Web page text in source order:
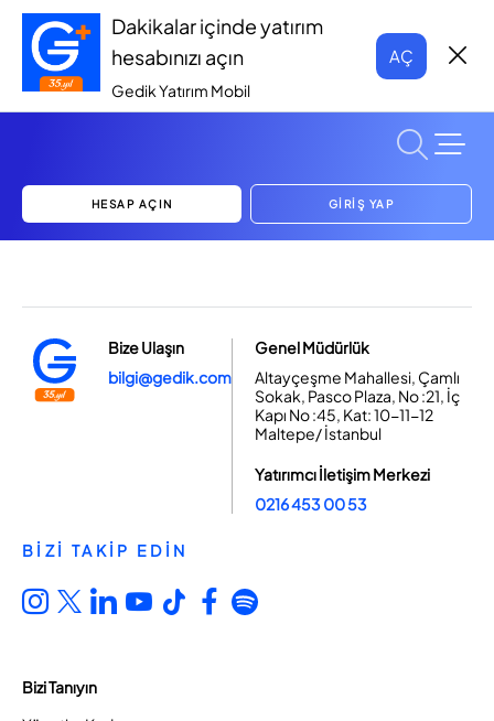
Dakikalar içinde yatırım
hesabınızı açın
Gedik Yatırım Mobil
AÇ
HESAP AÇIN GİRİŞ YAP
Bize Ulaşın
bilgi@gedik.com
Genel Müdürlük
Altayçeşme Mahallesi, Çamlı
Sokak, Pasco Plaza, No :21, İç
Kapı No :45, Kat: 10-11-12
Maltepe/ İstanbul
Yatırımcı İletişim Merkezi
0216 453 00 53
BİZİ TAKİP EDİN
Bizi Tanıyın